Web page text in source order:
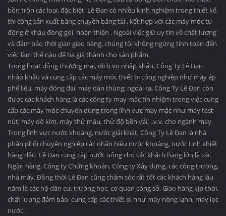
bồn trộn các loại, đặc biệt, Lê Đan có nhiều kinh nghiệm trong thiết kế,
thi công sản xuất băng chuyền băng tải , kết hợp với các máy móc tự
động ở khâu đóng gói, hoàn thiện . Ngoài việc giữ uy tín về chất lượng
và đảm bảo thời gian giao hàng, chúng tôi không ngừng tính toán đến
việc làm thế nào để hạ giá thành cho sản phẩm.
Trong hoạt động thương mại, dịch vụ nhập khẩu, Công Ty Lê Đan
nhập khẩu và cung cấp các máy móc thiết bị công nghiệp như máy ép
phế liệu, máy đóng đai, máy dán thùng; ngoài ra, Công Ty Lê Đan còn
được các khách hàng là các công ty may mặc tín nhiệm trong việc cung
cấp các máy móc chuyên dùng trong lĩnh vực may mặc như máy test
nút, máy dò kim, máy thử màu, thử độ bền vải, ..v.v. cho ngành may.
Trong lĩnh vực nước khoáng, nước giải khát, Công Ty Lê Đan là nhà
phân phối chuyên nghiệp các nhãn hiệu nước khoáng, nước tinh khiết
hàng đầu. Lê Đan cung cấp nước uống cho các khách hàng lớn là các
Ngân hàng, Công ty Chứng khoán, Công ty Xây dựng, các công trường,
nhà máy. Đồng thời Lê Đan cũng chăm sóc rất tốt các khách hàng lâu
năm là các hộ dân cư, trường học, cơ quan công sở. Giao hàng kịp thời,
chất lượng đảm bảo, cung cấp các thiết bị như máy nóng lạnh, máy lọc
nước.